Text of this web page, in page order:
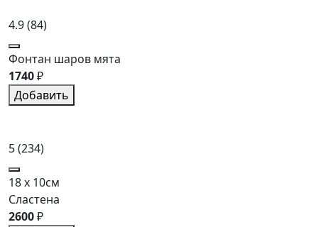
4.9(84)
Фонтан шаров мята
1740₽
Добавить
5(234)
18 x 10см
Сластена
2600₽